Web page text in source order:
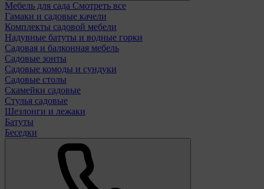
Мебель для сада Смотреть все
Гамаки и садовые качели
Комплекты садовой мебели
Надувные батуты и водные горки
Садовая и балконная мебель
Садовые зонты
Садовые комоды и сундуки
Садовые столы
Скамейки садовые
Стулья садовые
Шезлонги и лежаки
Батуты
Беседки